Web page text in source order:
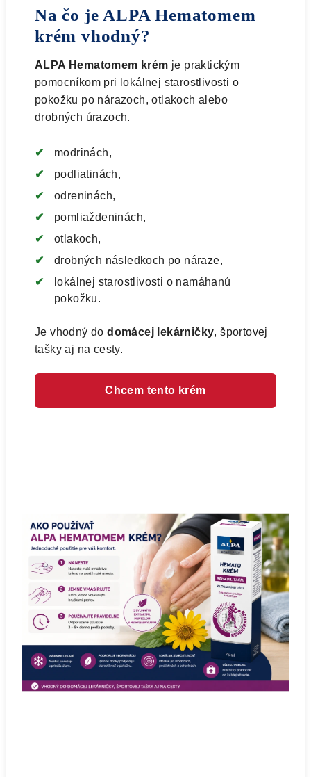
Na čo je ALPA Hematomem
krém vhodný?
ALPA Hematomem krém je praktickým
pomocníkom pri lokálnej starostlivosti o
pokožku po nárazoch, otlakoch alebo
drobných úrazoch.
modrinách,
podliatinách,
odreninách,
pomliaždeninách,
otlakoch,
drobných následkoch po náraze,
lokálnej starostlivosti o namáhanú
pokožku.
Je vhodný dodomácej lekárničky, športovej
tašky aj na cesty.
Chcem tento krém